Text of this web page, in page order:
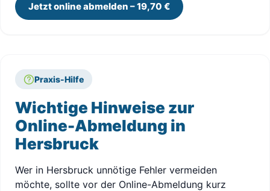
Jetzt online abmelden – 19,70 €
Praxis-Hilfe
Wichtige Hinweise zur
Online-Abmeldung in
Hersbruck
Wer in Hersbruck unnötige Fehler vermeiden
möchte, sollte vor der Online-Abmeldung kurz